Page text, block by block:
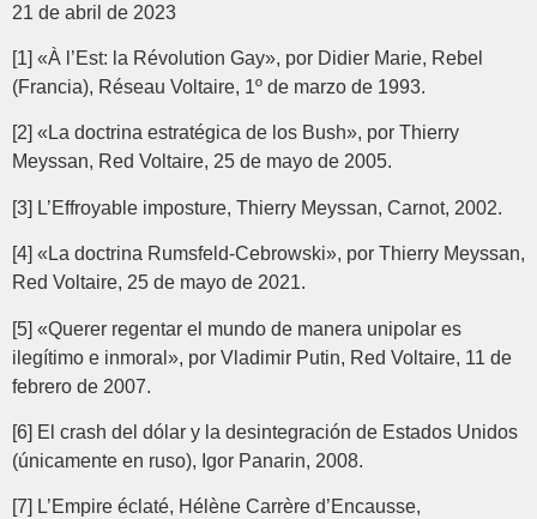
21 de abril de 2023
[1] «À l’Est: la Révolution Gay», por Didier Marie, Rebel
(Francia), Réseau Voltaire, 1º de marzo de 1993.
[2] «La doctrina estratégica de los Bush», por Thierry
Meyssan, Red Voltaire, 25 de mayo de 2005.
[3] L’Effroyable imposture, Thierry Meyssan, Carnot, 2002.
[4] «La doctrina Rumsfeld-Cebrowski», por Thierry Meyssan,
Red Voltaire, 25 de mayo de 2021.
[5] «Querer regentar el mundo de manera unipolar es
ilegítimo e inmoral», por Vladimir Putin, Red Voltaire, 11 de
febrero de 2007.
[6] El crash del dólar y la desintegración de Estados Unidos
(únicamente en ruso), Igor Panarin, 2008.
[7] L’Empire éclaté, Hélène Carrère d’Encausse,